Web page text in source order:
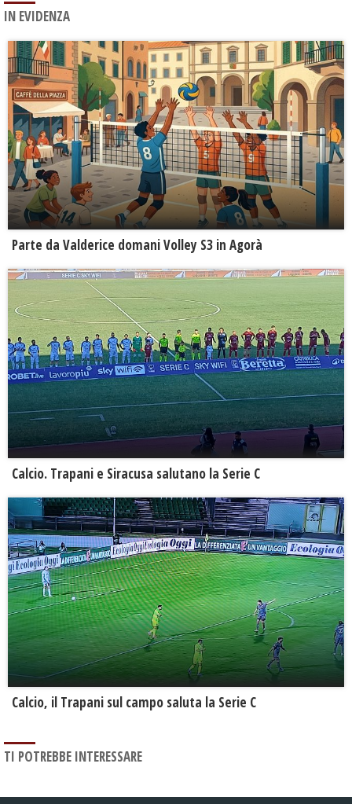
IN EVIDENZA
Parte da Valderice domani Volley S3 in Agorà
Calcio. Trapani e Siracusa salutano la Serie C
Calcio, il Trapani sul campo saluta la Serie C
TI POTREBBE INTERESSARE